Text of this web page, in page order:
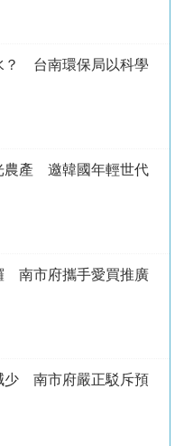
？ 台南環保局以科學
農產 邀韓國年輕世代
南市府攜手愛買推廣
少 南市府嚴正駁斥預